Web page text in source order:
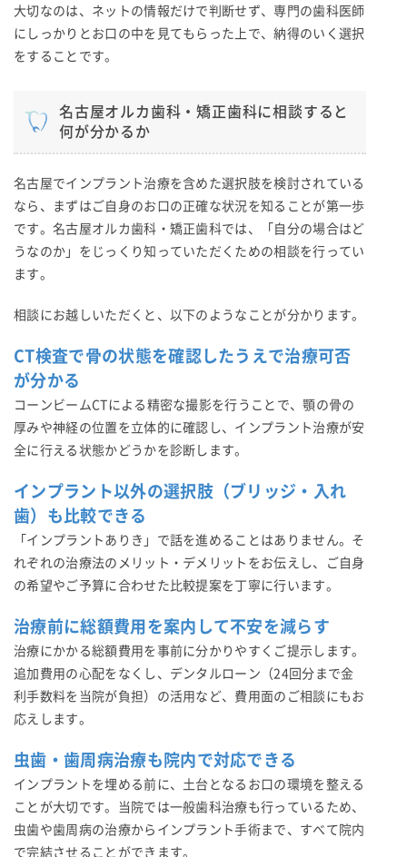
大切なのは、ネットの情報だけで判断せず、専門の歯科医師
にしっかりとお口の中を見てもらった上で、納得のいく選択
をすることです。
名古屋オルカ歯科・矯正歯科に相談すると
何が分かるか
名古屋でインプラント治療を含めた選択肢を検討されている
なら、まずはご自身のお口の正確な状況を知ることが第一歩
です。名古屋オルカ歯科・矯正歯科では、「自分の場合はど
うなのか」をじっくり知っていただくための相談を行ってい
ます。
相談にお越しいただくと、以下のようなことが分かります。
CT検査で骨の状態を確認したうえで治療可否
が分かる
コーンビームCTによる精密な撮影を行うことで、顎の骨の
厚みや神経の位置を立体的に確認し、インプラント治療が安
全に行える状態かどうかを診断します。
インプラント以外の選択肢（ブリッジ・入れ
歯）も比較できる
「インプラントありき」で話を進めることはありません。そ
れぞれの治療法のメリット・デメリットをお伝えし、ご自身
の希望やご予算に合わせた比較提案を丁寧に行います。
治療前に総額費用を案内して不安を減らす
治療にかかる総額費用を事前に分かりやすくご提示します。
追加費用の心配をなくし、デンタルローン（24回分まで金
利手数料を当院が負担）の活用など、費用面のご相談にもお
応えします。
虫歯・歯周病治療も院内で対応できる
インプラントを埋める前に、土台となるお口の環境を整える
ことが大切です。当院では一般歯科治療も行っているため、
虫歯や歯周病の治療からインプラント手術まで、すべて院内
で完結させることができます。